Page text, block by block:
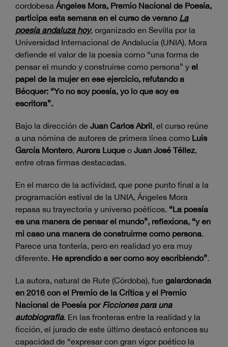
cordobesa Ángeles Mora, Premio Nacional de Poesía,
participa esta semana en el curso de verano La
poesía andaluza hoy, organizado en Sevilla por la
Universidad Internacional de Andalucía (UNIA). Mora
defiende el valor de la poesía como “una forma de
pensar el mundo y construirse como persona” y el
papel de la mujer en ese ejercicio, refutando a
Bécquer: “Yo no soy poesía, yo lo que soy es
escritora”.
Bajo la dirección de Juan Carlos Abril, el curso reúne
a una nómina de autores de primera línea como Luis
García Montero, Aurora Luque o Juan José Téllez,
entre otras firmas destacadas.
En el marco de la actividad, que pone punto final a la
programación estival de la UNIA, Ángeles Mora
repasa su trayectoria y universo poéticos. “La poesía
es una manera de pensar el mundo”, reflexiona, “y en
mi caso una manera de construirme como persona.
Parece una tontería, pero en realidad yo era muy
diferente. He aprendido a ser como soy escribiendo”.
La autora, natural de Rute (Córdoba), fue galardonada
en 2016 con el Premio de la Crítica y el Premio
Nacional de Poesía por Ficciones para una
autobiografía. En las fronteras entre la realidad y la
ficción, el jurado de este último destacó entonces su
capacidad de “expresar con gran vigor poético la